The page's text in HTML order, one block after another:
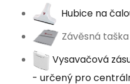
Hubice na
Závěsná
Vysavačová
- určený pro